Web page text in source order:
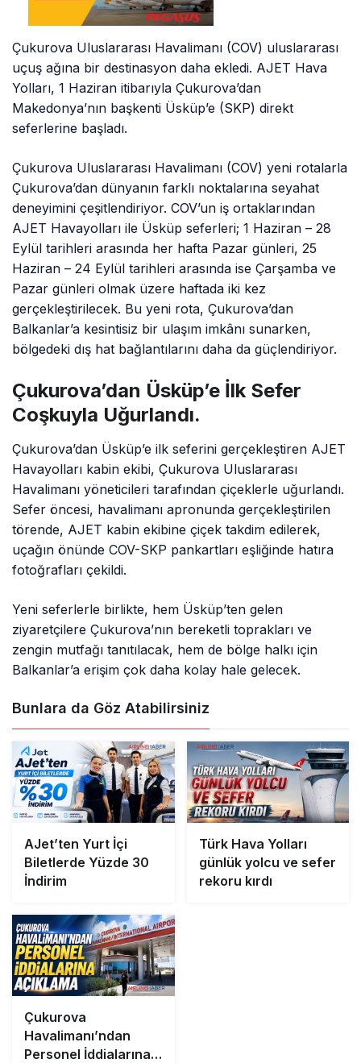
Çukurova Uluslararası Havalimanı (COV) uluslararası
uçuş ağına bir destinasyon daha ekledi. AJET Hava
Yolları, 1 Haziran itibarıyla Çukurova’dan
Makedonya’nın başkenti Üsküp’e (SKP) direkt
seferlerine başladı.
Çukurova Uluslararası Havalimanı (COV) yeni rotalarla
Çukurova’dan dünyanın farklı noktalarına seyahat
deneyimini çeşitlendiriyor. COV’un iş ortaklarından
AJET Havayolları ile Üsküp seferleri; 1 Haziran – 28
Eylül tarihleri arasında her hafta Pazar günleri, 25
Haziran – 24 Eylül tarihleri arasında ise Çarşamba ve
Pazar günleri olmak üzere haftada iki kez
gerçekleştirilecek. Bu yeni rota, Çukurova’dan
Balkanlar’a kesintisiz bir ulaşım imkânı sunarken,
bölgedeki dış hat bağlantılarını daha da güçlendiriyor.
Çukurova’dan Üsküp’e İlk Sefer
Coşkuyla Uğurlandı.
Çukurova’dan Üsküp’e ilk seferini gerçekleştiren AJET
Havayolları kabin ekibi, Çukurova Uluslararası
Havalimanı yöneticileri tarafından çiçeklerle uğurlandı.
Sefer öncesi, havalimanı apronunda gerçekleştirilen
törende, AJET kabin ekibine çiçek takdim edilerek,
uçağın önünde COV-SKP pankartları eşliğinde hatıra
fotoğrafları çekildi.
Yeni seferlerle birlikte, hem Üsküp’ten gelen
ziyaretçilere Çukurova’nın bereketli toprakları ve
zengin mutfağı tanıtılacak, hem de bölge halkı için
Balkanlar’a erişim çok daha kolay hale gelecek.
Bunlara da Göz Atabilirsiniz
AJet’ten Yurt İçi
Biletlerde Yüzde 30
İndirim
Türk Hava Yolları
günlük yolcu ve sefer
rekoru kırdı
Çukurova
Havalimanı’ndan
Personel İddialarına